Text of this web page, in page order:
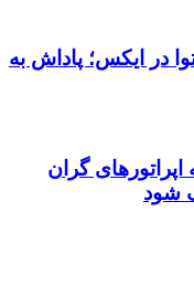
در ایکس؛ پاداش به
گران
شود